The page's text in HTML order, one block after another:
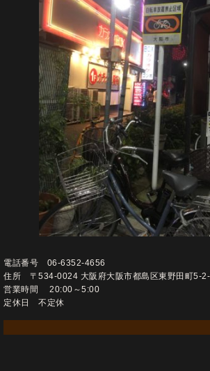
電話番号 06-6352-4656
住所 〒534-0024 大阪府大阪市都島区東野田町5-2-
営業時間 20:00～5:00
定休日 不定休